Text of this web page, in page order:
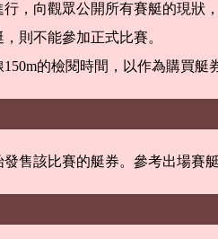
，向觀眾公開所有賽艇的現狀
則不能參加正式比賽。
的檢閱時間，以作為購買艇
售該比賽的艇券。參考出場賽